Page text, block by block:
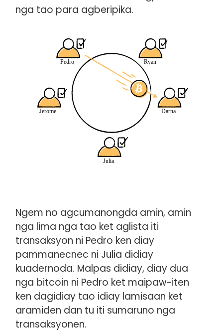
nga tao para agberipika.
Ngem no agcumanongda amin, amin
nga lima nga tao ket aglista iti
transaksyon ni Pedro ken diay
pammanecnec ni Julia didiay
kuadernoda. Malpas didiay, diay dua
nga bitcoin ni Pedro ket maipaw-iten
ken dagidiay tao idiay lamisaan ket
aramiden dan tu iti sumaruno nga
transaksyonen.